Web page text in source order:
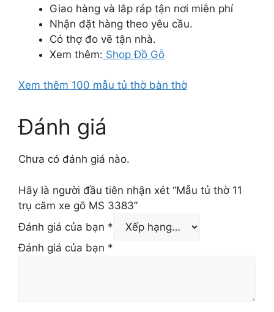
Giao hàng và lắp ráp tận nơi miễn phí
Nhận đặt hàng theo yêu cầu.
Có thợ đo vẽ tận nhà.
Xem thêm: Shop Đồ Gỗ
Xem thêm 100 mẫu tủ thờ bàn thờ
Đánh giá
Chưa có đánh giá nào.
Hãy là người đầu tiên nhận xét “Mẫu tủ thờ 11
trụ căm xe gõ MS 3383”
Đánh giá của bạn *
Đánh giá của bạn *